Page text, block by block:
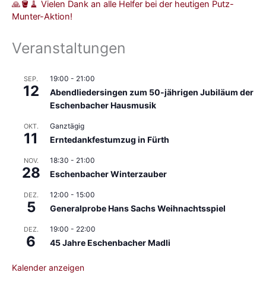
🙏🪣🧹 Vielen Dank an alle Helfer bei der heutigen Putz-
Munter-Aktion!
Veranstaltungen
SEP.
12
19:00 - 21:00
Abendliedersingen zum 50-jährigen Jubiläum der
Eschenbacher Hausmusik
OKT.
11
Ganztägig
Erntedankfestumzug in Fürth
NOV.
28
18:30 - 21:00
Eschenbacher Winterzauber
DEZ.
5
12:00 - 15:00
Generalprobe Hans Sachs Weihnachtsspiel
DEZ.
6
19:00 - 22:00
45 Jahre Eschenbacher Madli
Kalender anzeigen